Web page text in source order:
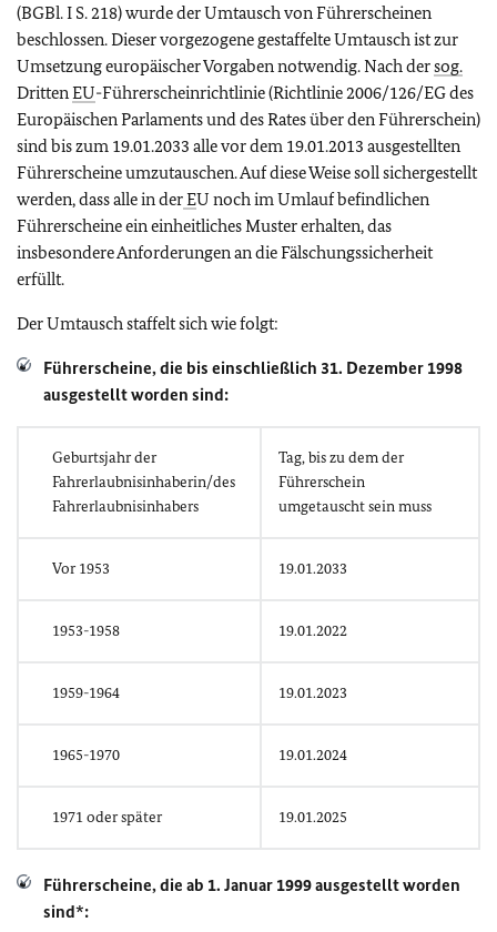
(BGBl. I S. 218) wurde der Umtausch von Führerscheinen
beschlossen. Dieser vorgezogene gestaffelte Umtausch ist zur
Umsetzung europäischer Vorgaben notwendig. Nach dersog.
Dritten EU-Führerscheinrichtlinie (Richtlinie 2006/126/EG des
Europäischen Parlaments und des Rates über den Führerschein)
sind bis zum 19.01.2033 alle vor dem 19.01.2013 ausgestellten
Führerscheine umzutauschen. Auf diese Weise soll sichergestellt
werden, dass alle in derEU noch im Umlauf befindlichen
Führerscheine ein einheitliches Muster erhalten, das
insbesondere Anforderungen an die Fälschungssicherheit
erfüllt.
Der Umtausch staffelt sich wie folgt:
Führerscheine, die bis einschließlich 31. Dezember 1998
ausgestellt worden sind:
Geburtsjahr der
Fahrerlaubnisinhaberin/des
Fahrerlaubnisinhabers
Tag, bis zu dem der
Führerschein
umgetauscht sein muss
Vor 1953 19.01.2033
1953-1958 19.01.2022
1959-1964 19.01.2023
1965-1970 19.01.2024
1971 oder später 19.01.2025
Führerscheine, die ab 1. Januar 1999 ausgestellt worden
sind*: